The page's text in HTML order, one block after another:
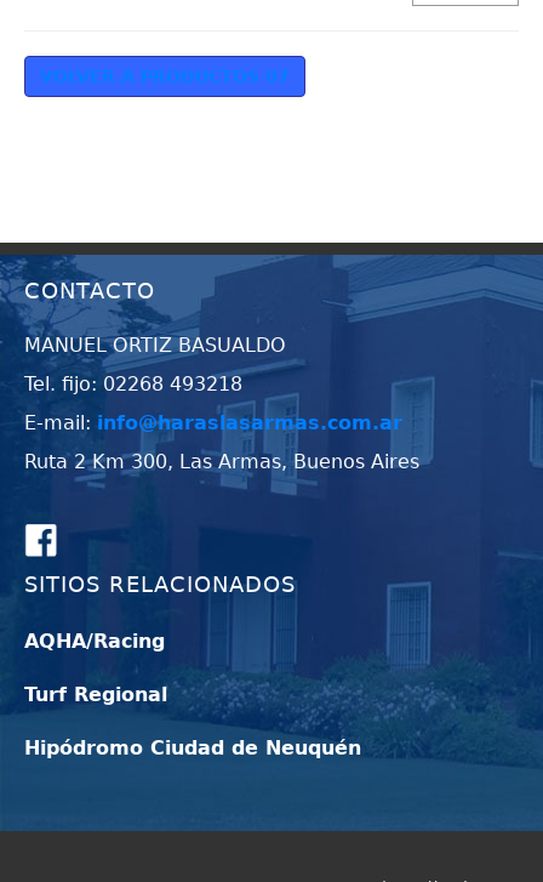
VOLVER A PRODUCTOS 07
CONTACTO
MANUEL ORTIZ BASUALDO
Tel. fijo: 02268 493218
E-mail: info@haraslasarmas.com.ar
Ruta 2 Km 300, Las Armas, Buenos Aires
SITIOS RELACIONADOS
AQHA/Racing
Turf Regional
Hipódromo Ciudad de Neuquén